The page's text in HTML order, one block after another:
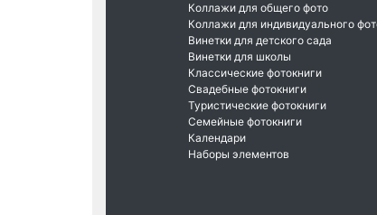
Коллажи для общего фото
Коллажи для индивидуального
Винетки для детского сада
Винетки для школы
Классические фотокниги
Свадебные фотокниги
Туристические фотокниги
Семейные фотокниги
Календари
Наборы элементов